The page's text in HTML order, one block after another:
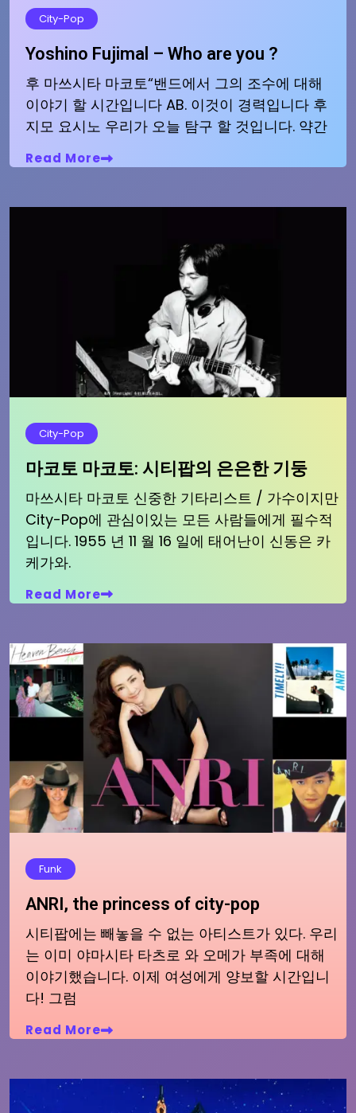
City-Pop
Yoshino Fujimal – Who are you ?
후 마쓰시타 마코토“밴드에서 그의 조수에 대해
이야기 할 시간입니다 AB. 이것이 경력입니다 후
지모 요시노 우리가 오늘 탐구 할 것입니다. 약간
Read More
City-Pop
마코토 마코토: 시티팝의 은은한 기둥
마쓰시타 마코토 신중한 기타리스트 / 가수이지만
City-Pop에 관심이있는 모든 사람들에게 필수적
입니다. 1955 년 11 월 16 일에 태어난이 신동은 카
케가와.
Read More
Funk
ANRI, the princess of city-pop
시티팝에는 빼놓을 수 없는 아티스트가 있다. 우리
는 이미 야마시타 타츠로 와 오메가 부족에 대해
이야기했습니다. 이제 여성에게 양보할 시간입니
다! 그럼
Read More